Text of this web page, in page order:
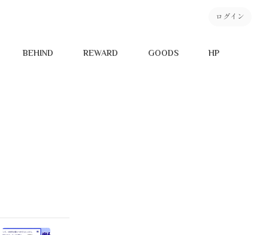
ログイン
BEHIND REWARD GOODS HP